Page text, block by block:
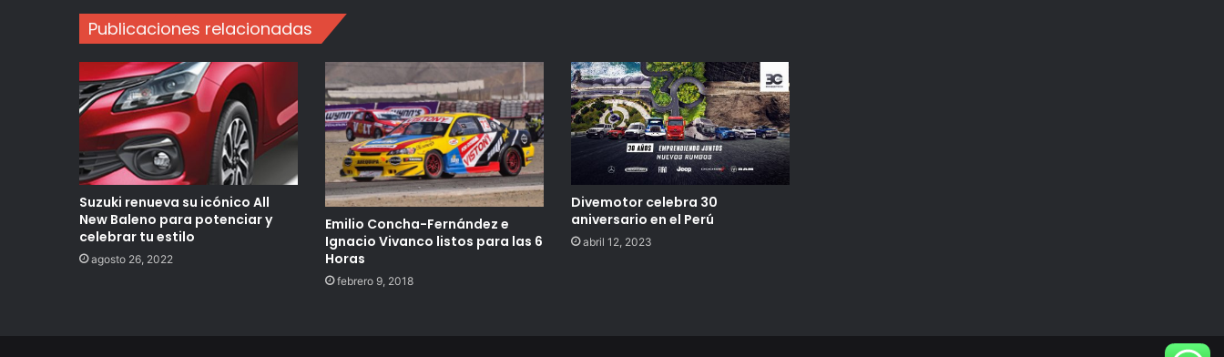
Publicaciones relacionadas
Suzuki renueva su icónico All
New Baleno para potenciar y
celebrar tu estilo
agosto 26, 2022
Emilio Concha-Fernández e
Ignacio Vivanco listos para las 6
Horas
febrero 9, 2018
Divemotor celebra 30
aniversario en el Perú
abril 12, 2023